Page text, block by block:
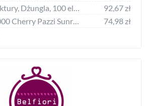
92,67 zł
74,98 zł